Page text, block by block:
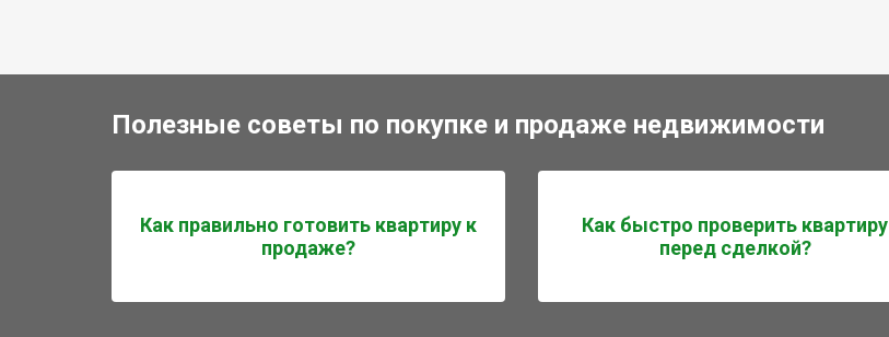
Полезные советы по покупке и продаже недвижимости
Как правильно готовить квартиру к
продаже?
Как быстро проверить квартиру
перед сделкой?